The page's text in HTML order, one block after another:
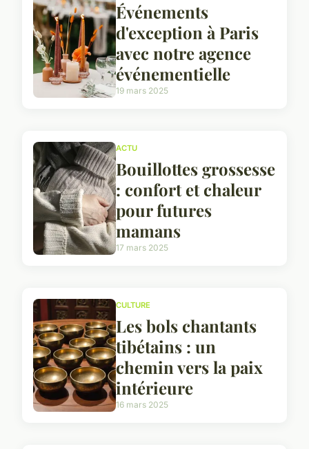
Événements
d'exception à Paris
avec notre agence
événementielle
19 mars 2025
ACTU
Bouillottes grossesse
: confort et chaleur
pour futures
mamans
17 mars 2025
CULTURE
Les bols chantants
tibétains : un
chemin vers la paix
intérieure
16 mars 2025